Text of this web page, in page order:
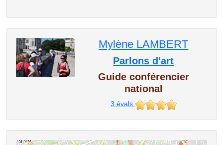
Mylène LAMBERT
Parlons d'art
Guide conférencier
national
3 évals